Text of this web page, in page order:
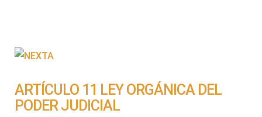
ARTÍCULO 11 LEY ORGÁNICA DEL
PODER JUDICIAL